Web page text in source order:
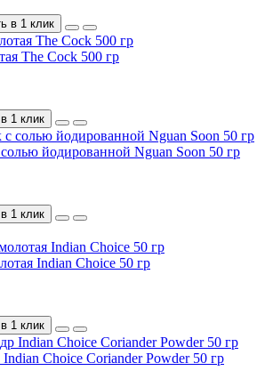
в 1 клик
The Cock 500 гр
1 клик
йодированной Nguan Soon 50 гр
1 клик
Indian Choice 50 гр
1 клик
Choice Coriander Powder 50 гр